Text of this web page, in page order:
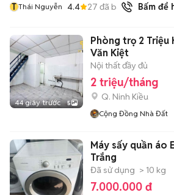
T Thái Nguyễn 4.4 27 đã bán Bấm để
44 giây trước 5
Phòng trọ 2 Triệu
Văn Kiệt
Nội thất đầy đủ
2 triệu/tháng
Q. Ninh Kiều
Cộng Đồng Nhà Đất
Máy sấy quần áo
Trắng
Đã sử dụng > 10 kg
7.000.000 đ